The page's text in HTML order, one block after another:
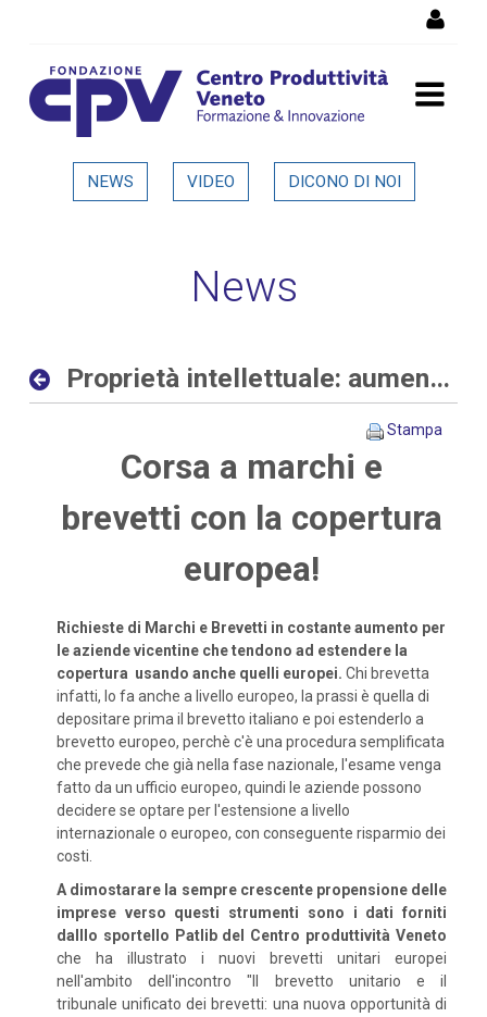
Proprietà intellettuale:
delle aziende allo sportello
evidenza
NEWS VIDEO DICONO DI NOI
News
Proprietà intellettuale: aumentano le richieste delle aziende allo sportello del CPV
Stampa
Corsa a marchi e
brevetti con la copertura
europea!
Richieste di Marchi e Brevetti in costante aumento per
le aziende vicentine che tendono ad estendere la
copertura usando anche quelli europei. Chi brevetta
infatti, lo fa anche a livello europeo, la prassi è quella di
depositare prima il brevetto italiano e poi estenderlo a
brevetto europeo, perchè c'è una procedura semplificata
che prevede che già nella fase nazionale, l'esame venga
fatto da un ufficio europeo, quindi le aziende possono
decidere se optare per l'estensione a livello
internazionale o europeo, con conseguente risparmio dei
costi.
A dimostarare la sempre crescente propensione delle
imprese verso questi strumenti sono i dati forniti
dalllo sportello Patlib del Centro produttività Veneto
che ha illustrato i nuovi brevetti unitari europei
nell'ambito dell'incontro "Il brevetto unitario e il
tribunale unificato dei brevetti: una nuova opportunità di